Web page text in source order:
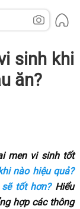
sinh khi
ăn?
men vi sinh tốt
nào hiệu quả?
tốt hơn?Hiểu
hợp các thông